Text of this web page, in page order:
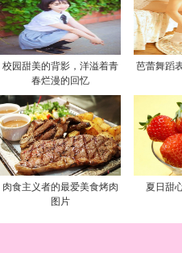
校园甜美的背影，洋溢着青
春烂漫的回忆
芭蕾舞蹈
肉食主义者的最爱美食烤肉
图片
夏日甜